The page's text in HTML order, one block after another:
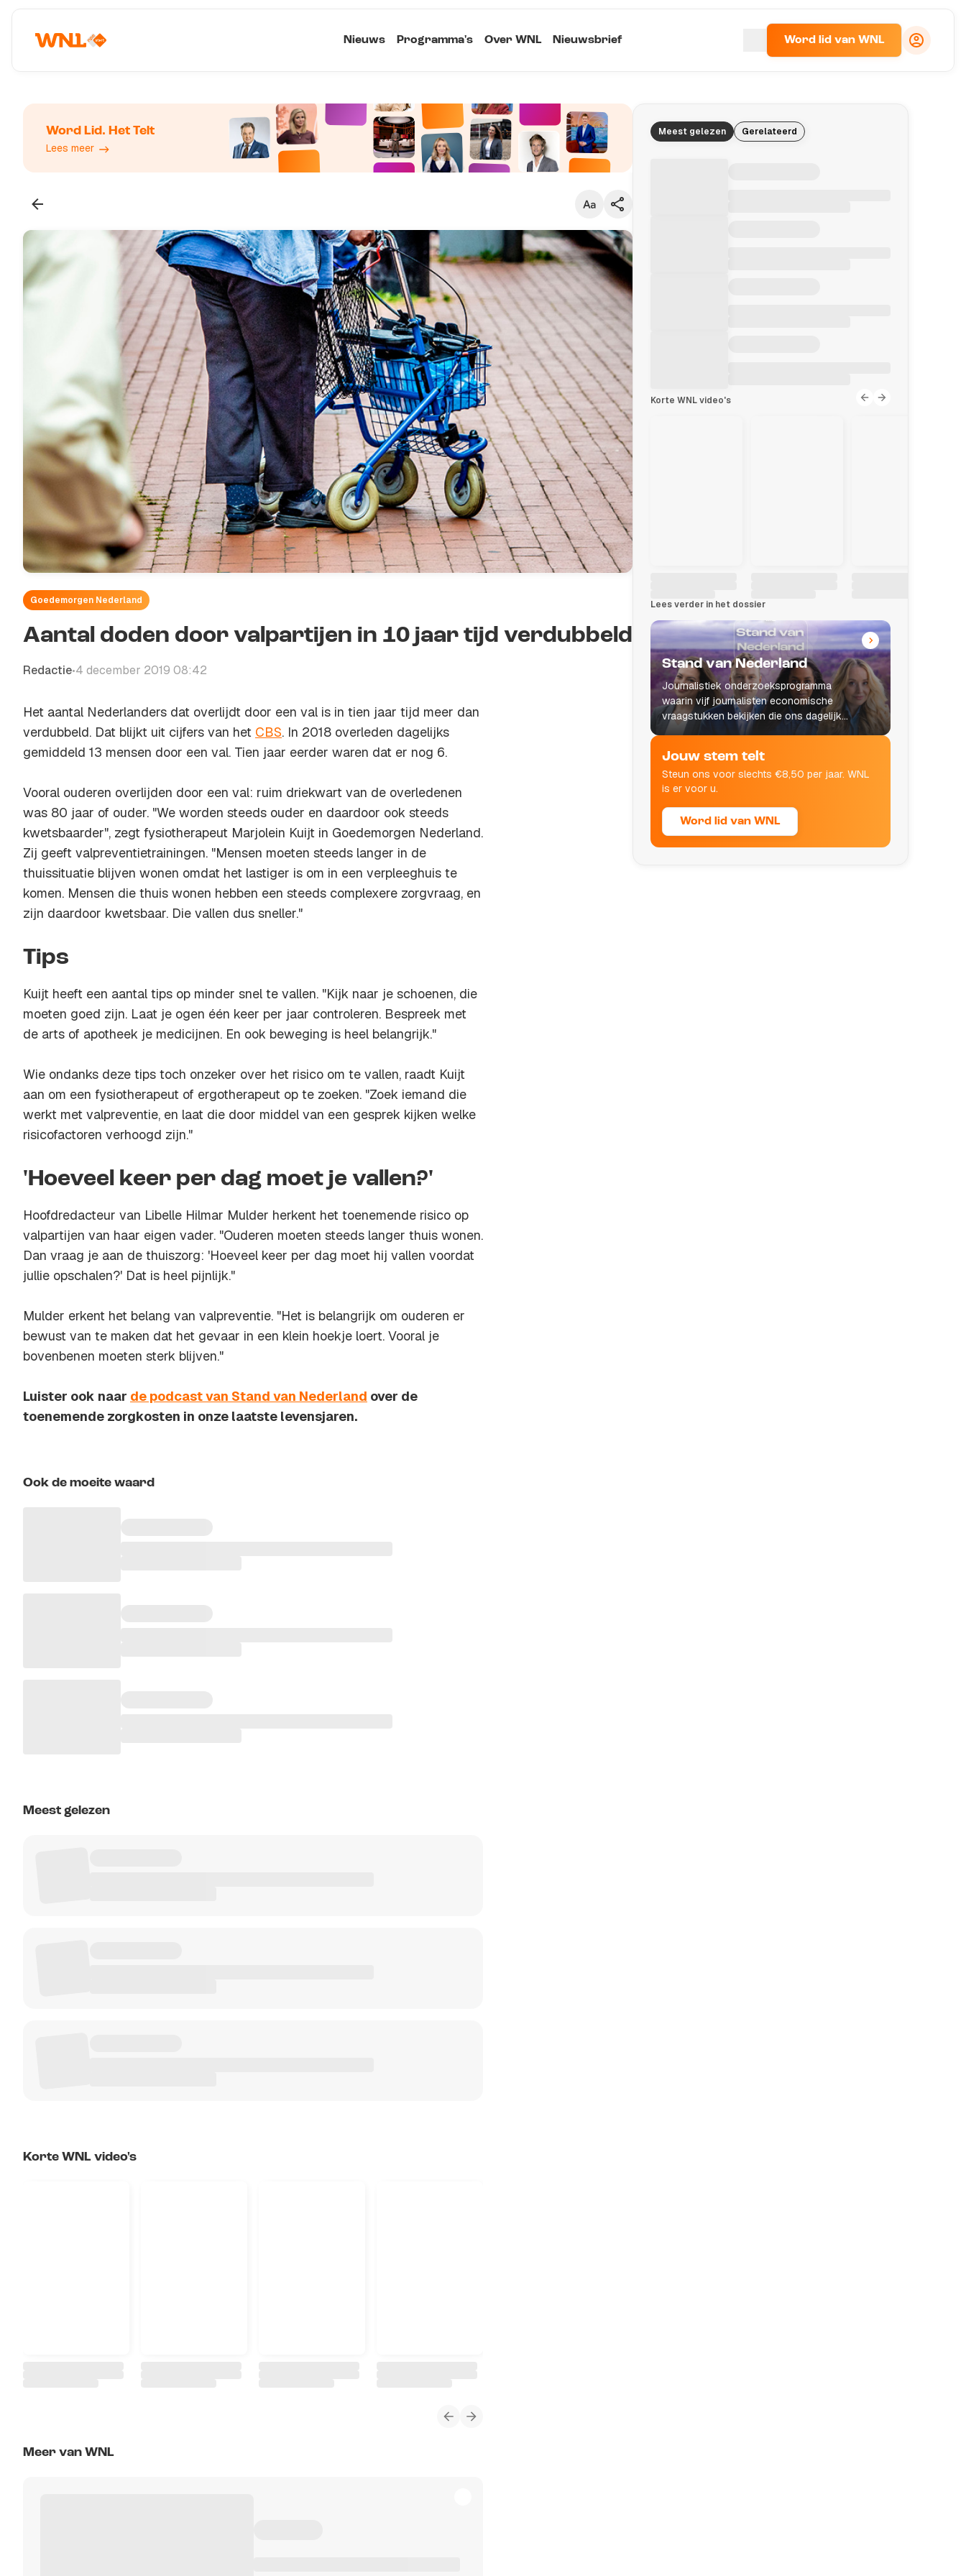
Nieuws Programma's Over WNL Nieuwsbrief Word lid van WNL
Word Lid. Het Telt
Lees meer
Klein
Standaard
Groot
Kopieer link
Goedemorgen Nederland
Aantal doden door valpartijen in 10 jaar tijd verdubbeld
Redactie•4 december 2019 08:42
Het aantal Nederlanders dat overlijdt door een val is in tien jaar tijd meer dan
verdubbeld. Dat blijkt uit cijfers van het CBS. In 2018 overleden dagelijks
gemiddeld 13 mensen door een val. Tien jaar eerder waren dat er nog 6.
Vooral ouderen overlijden door een val: ruim driekwart van de overledenen
was 80 jaar of ouder. "We worden steeds ouder en daardoor ook steeds
kwetsbaarder", zegt fysiotherapeut Marjolein Kuijt in Goedemorgen Nederland.
Zij geeft valpreventietrainingen. "Mensen moeten steeds langer in de
thuissituatie blijven wonen omdat het lastiger is om in een verpleeghuis te
komen. Mensen die thuis wonen hebben een steeds complexere zorgvraag, en
zijn daardoor kwetsbaar. Die vallen dus sneller."
Tips
Kuijt heeft een aantal tips op minder snel te vallen. "Kijk naar je schoenen, die
moeten goed zijn. Laat je ogen één keer per jaar controleren. Bespreek met
de arts of apotheek je medicijnen. En ook beweging is heel belangrijk."
Wie ondanks deze tips toch onzeker over het risico om te vallen, raadt Kuijt
aan om een fysiotherapeut of ergotherapeut op te zoeken. "Zoek iemand die
werkt met valpreventie, en laat die door middel van een gesprek kijken welke
risicofactoren verhoogd zijn."
'Hoeveel keer per dag moet je vallen?'
Hoofdredacteur van Libelle Hilmar Mulder herkent het toenemende risico op
valpartijen van haar eigen vader. "Ouderen moeten steeds langer thuis wonen.
Dan vraag je aan de thuiszorg: 'Hoeveel keer per dag moet hij vallen voordat
jullie opschalen?' Dat is heel pijnlijk."
Mulder erkent het belang van valpreventie. "Het is belangrijk om ouderen er
bewust van te maken dat het gevaar in een klein hoekje loert. Vooral je
bovenbenen moeten sterk blijven."
Luister ook naar de podcast van Stand van Nederland over de
toenemende zorgkosten in onze laatste levensjaren.
Ook de moeite waard
Meest gelezen
Korte WNL video's
Meer van WNL
Meest gelezen Gerelateerd
Korte WNL video's
Lees verder in het dossier
Stand van Nederland
Journalistiek onderzoeksprogramma
waarin vijf journalisten economische
vraagstukken bekijken die ons dagelijks
leven raken.
Jouw stem telt
Steun ons voor slechts €8,50 per jaar. WNL
is er voor u.
Word lid van WNL